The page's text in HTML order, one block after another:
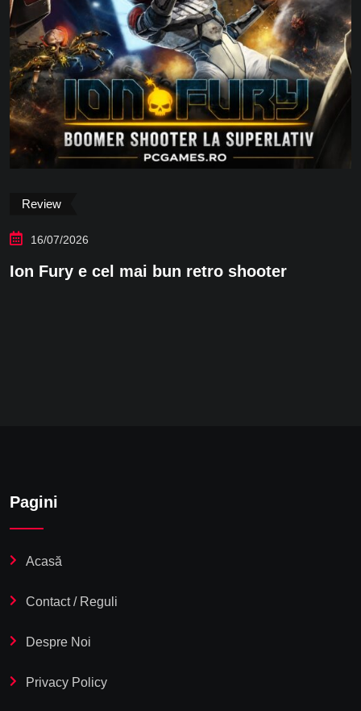
Valheim: Minecraft cu vikingi? Nu, e
Pagini
Acasă
Contact / Reguli
Despre Noi
Privacy Policy